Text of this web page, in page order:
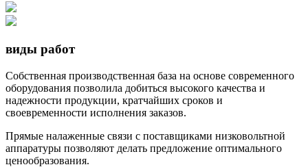
виды работ
Собственная производственная база на основе современного
оборудования позволила добиться высокого качества и
надежности продукции, кратчайших сроков и
своевременности исполнения заказов.
Прямые налаженные связи с поставщиками низковольтной
аппаратуры позволяют делать предложение оптимального
ценообразования.